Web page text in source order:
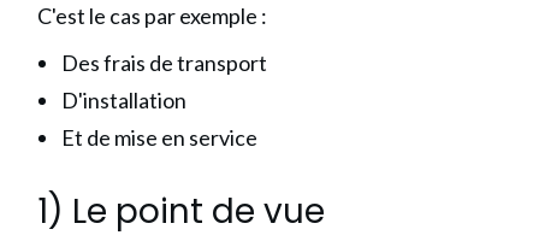
C'est le cas par exemple :
Des frais de transport
D'installation
Et de mise en service
1) Le point de vue